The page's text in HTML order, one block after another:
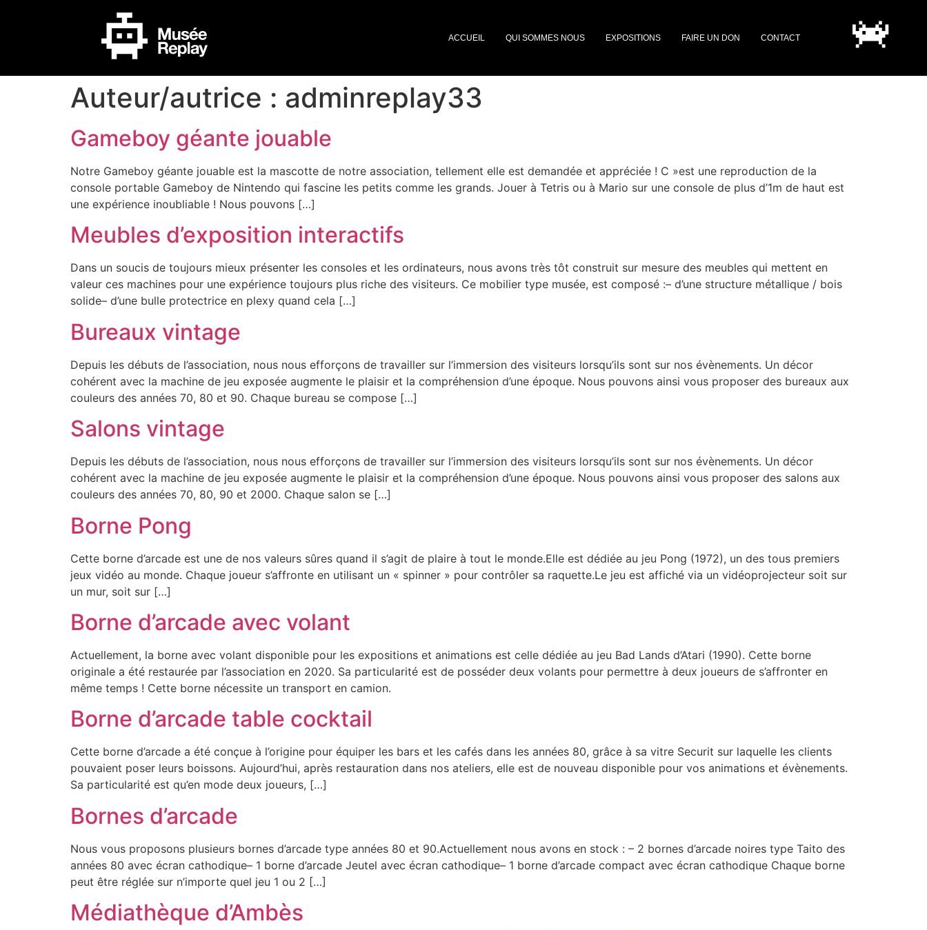
ACCUEIL QUI SOMMES NOUS EXPOSITIONS FAIRE UN DON CONTACT
Auteur/autrice : adminreplay33
Gameboy géante jouable
Notre Gameboy géante jouable est la mascotte de notre association, tellement elle est demandée et appréciée ! C »est une reproduction de la
console portable Gameboy de Nintendo qui fascine les petits comme les grands. Jouer à Tetris ou à Mario sur une console de plus d’1m de haut est
une expérience inoubliable ! Nous pouvons […]
Meubles d’exposition interactifs
Dans un soucis de toujours mieux présenter les consoles et les ordinateurs, nous avons très tôt construit sur mesure des meubles qui mettent en
valeur ces machines pour une expérience toujours plus riche des visiteurs. Ce mobilier type musée, est composé :– d’une structure métallique / bois
solide– d’une bulle protectrice en plexy quand cela […]
Bureaux vintage
Depuis les débuts de l’association, nous nous efforçons de travailler sur l’immersion des visiteurs lorsqu’ils sont sur nos évènements. Un décor
cohérent avec la machine de jeu exposée augmente le plaisir et la compréhension d’une époque. Nous pouvons ainsi vous proposer des bureaux aux
couleurs des années 70, 80 et 90. Chaque bureau se compose […]
Salons vintage
Depuis les débuts de l’association, nous nous efforçons de travailler sur l’immersion des visiteurs lorsqu’ils sont sur nos évènements. Un décor
cohérent avec la machine de jeu exposée augmente le plaisir et la compréhension d’une époque. Nous pouvons ainsi vous proposer des salons aux
couleurs des années 70, 80, 90 et 2000. Chaque salon se […]
Borne Pong
Cette borne d’arcade est une de nos valeurs sûres quand il s’agit de plaire à tout le monde.Elle est dédiée au jeu Pong (1972), un des tous premiers
jeux vidéo au monde. Chaque joueur s’affronte en utilisant un « spinner » pour contrôler sa raquette.Le jeu est affiché via un vidéoprojecteur soit sur
un mur, soit sur […]
Borne d’arcade avec volant
Actuellement, la borne avec volant disponible pour les expositions et animations est celle dédiée au jeu Bad Lands d’Atari (1990). Cette borne
originale a été restaurée par l’association en 2020. Sa particularité est de posséder deux volants pour permettre à deux joueurs de s’affronter en
même temps ! Cette borne nécessite un transport en camion.
Borne d’arcade table cocktail
Cette borne d’arcade a été conçue à l’origine pour équiper les bars et les cafés dans les années 80, grâce à sa vitre Securit sur laquelle les clients
pouvaient poser leurs boissons. Aujourd’hui, après restauration dans nos ateliers, elle est de nouveau disponible pour vos animations et évènements.
Sa particularité est qu’en mode deux joueurs, […]
Bornes d’arcade
Nous vous proposons plusieurs bornes d’arcade type années 80 et 90.Actuellement nous avons en stock : – 2 bornes d’arcade noires type Taito des
années 80 avec écran cathodique– 1 borne d’arcade Jeutel avec écran cathodique– 1 borne d’arcade compact avec écran cathodique Chaque borne
peut être réglée sur n’importe quel jeu 1 ou 2 […]
Médiathèque d’Ambès